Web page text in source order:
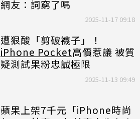
網友：詞窮了嗎
2025-11-17 09:18
遭狠酸「剪破襪子」！
iPhone Pocket高價惹議 被質
疑測試果粉忠誠極限
2025-11-13 09:49
蘋果上架7千元「iPhone時尚